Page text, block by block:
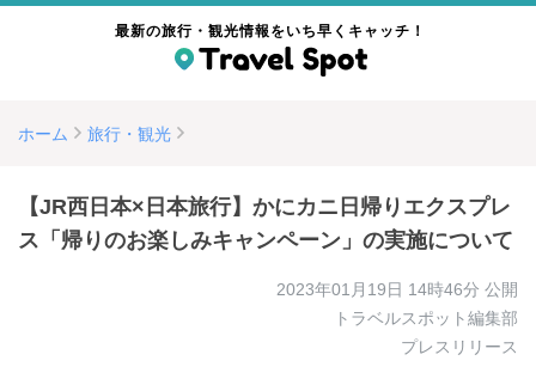
最新の旅行・観光情報をいち早くキャッチ！
ホーム 旅行・観光
【JR西日本×日本旅行】かにカニ日帰りエクスプレ
ス「帰りのお楽しみキャンペーン」の実施について
2023年01月19日 14時46分 公開
トラベルスポット編集部
プレスリリース